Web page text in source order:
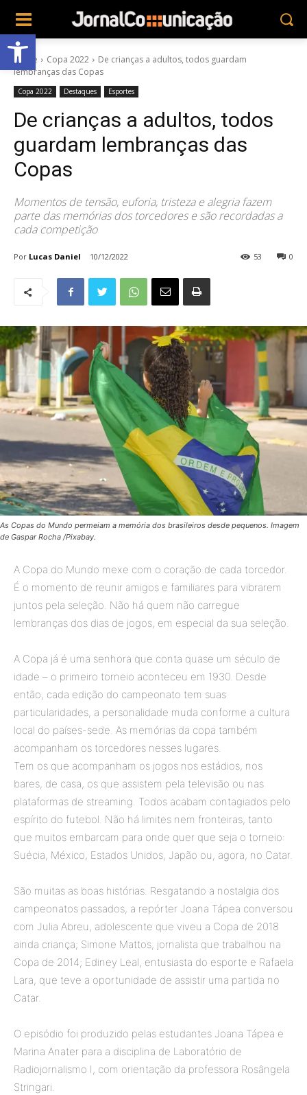
Abrir a barra de ferramentas
Home Copa 2022
De crianças a adultos, todos guardam
lembranças das Copas
Copa 2022 Destaques Esportes
De crianças a adultos, todos
guardam lembranças das
Copas
Momentos de tensão, euforia, tristeza e alegria fazem
parte das memórias dos torcedores e são recordadas a
cada competição
Por Lucas Daniel 10/12/2022 0
53
As Copas do Mundo permeiam a memória dos brasileiros desde pequenos. Imagem
de Gaspar Rocha /Pixabay.
A Copa do Mundo mexe com o coração de cada torcedor.
É o momento de reunir amigos e familiares para vibrarem
juntos pela seleção. Não há quem não carregue
lembranças dos dias de jogos, em especial da sua seleção.
A Copa já é uma senhora que conta quase um século de
idade – o primeiro torneio aconteceu em 1930. Desde
então, cada edição do campeonato tem suas
particularidades, a personalidade muda conforme a cultura
local do países-sede. As memórias da copa também
acompanham os torcedores nesses lugares.
Tem os que acompanham os jogos nos estádios, nos
bares, de casa, os que assistem pela televisão ou nas
plataformas de streaming. Todos acabam contagiados pelo
espírito do futebol. Não há limites nem fronteiras, tanto
que muitos embarcam para onde quer que seja o torneio:
Suécia, México, Estados Unidos, Japão ou, agora, no Catar.
São muitas as boas histórias. Resgatando a nostalgia dos
campeonatos passados, a repórter Joana Tápea conversou
com Julia Abreu, adolescente que viveu a Copa de 2018
ainda criança; Simone Mattos, jornalista que trabalhou na
Copa de 2014; Ediney Leal, entusiasta do esporte e Rafaela
Lara, que teve a oportunidade de assistir uma partida no
Catar.
O episódio foi produzido pelas estudantes Joana Tápea e
Marina Anater para a disciplina de Laboratório de
Radiojornalismo I, com orientação da professora Rosângela
Stringari.